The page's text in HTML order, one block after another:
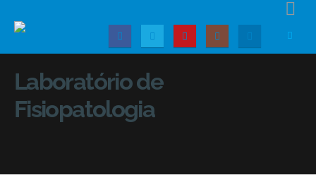
Laboratório de
Fisiopatologia